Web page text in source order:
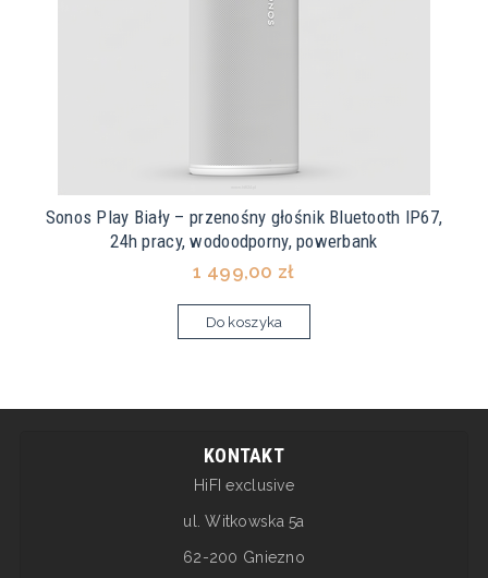
Sonos Play Biały – przenośny głośnik Bluetooth IP67,
24h pracy, wodoodporny, powerbank
1 499,00 zł
Do koszyka
KONTAKT
HiFI exclusive
ul. Witkowska 5a
62-200 Gniezno